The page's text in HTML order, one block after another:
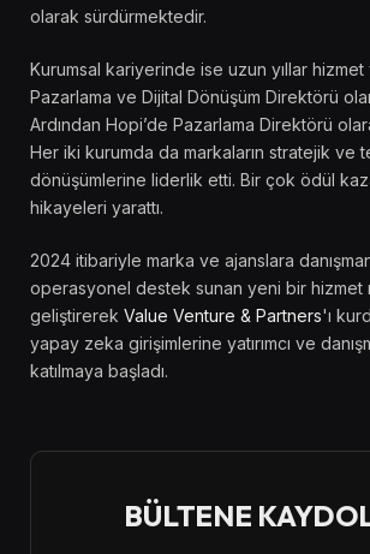
olarak sürdürmektedir.
Kurumsal kariyerinde ise uzun yıllar hizmet
Pazarlama ve Dijital Dönüşüm Direktörü
Ardından Hopi’de Pazarlama Direktörü
Her iki kurumda da markaların stratejik ve
dönüşümlerine liderlik etti. Bir çok ödül
hikayeleri yarattı.
2024 itibariyle marka ve ajanslara
operasyonel destek sunan yeni bir hizmet
geliştirerek Value Venture & Partners'ı
yapay zeka girişimlerine yatırımcı ve
katılmaya başladı.
BÜLTENE